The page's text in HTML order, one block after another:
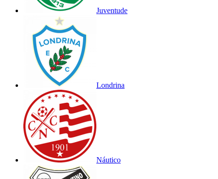
Juventude
Londrina
Náutico